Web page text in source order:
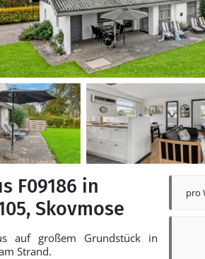
pro
F09186 in
Skovmose
auf großem Grundstück in
Strand.